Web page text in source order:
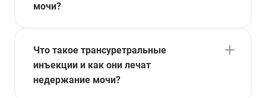
мочи?
Что такое трансуретральные
инъекции и как они лечат
недержание мочи?